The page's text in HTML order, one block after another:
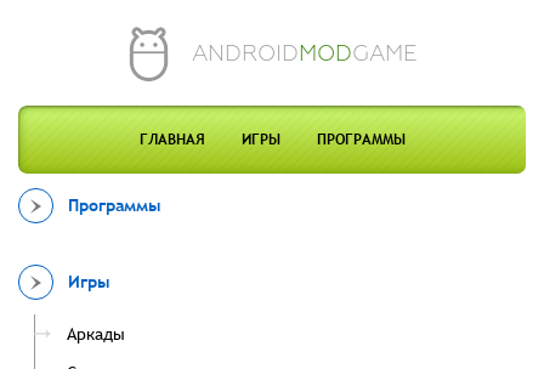
ANDROIDMODGAME
ГЛАВНАЯ ИГРЫ ПРОГРАММЫ
Программы
Игры
Аркады